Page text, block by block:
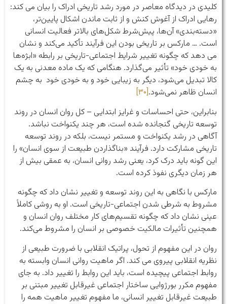
کلیدی در دیدگاه معاصر در مورد رشد تاریخی ادراک را بیان می کند:
رهایی ادراک از آغوش کنش و از ثابت ماندن اشکال پایین‌تر،
«دسته‌بندی» آن‌ها، پیش‌شرط شکل‌های بالاتر فعالیت انسانی
است. … مارکس بر تاریخی بودن این فرآیند تأکید می‌کند و نشان
می دهد که چگونه تغییر شرایط اجتماعی-تاریخی بر رابطه «ابژه‌ها
به خودی خود» تأثیر می‌گذارد. هنگامی که یک ماده معدنی به یک
کالا تبدیل می‌شود، دیگر به زیبایی خود و به خودی خود به چشم
انسان ظاهر نمی‌شود.[۳۰]
بنابراین، حتی احساسات و غرایز ابتدایی – کل روان انسان در روند
توسعه تاریخی گنجانده شده است، هر چند یکنواخت نباشد.
آگاهی در رشد یکنواخت و مستمر نیست، بلکه در روند توسعه
تاریخی مشارکت دارد. فرآیند «بناگذاردن طبیعت از سوی انسان» را
این گونه باید درک کرد، یعنی رشد روانی انسان، به عمقی بیش از
هر زمان دیگری نفوذ کرده است.
مارکس با نگاهی به این روند توسعه و تغییر نشان داد که چگونه
مشروط به شرطی شدن اجتماعی-تاریخی است. او به روشی کاملاً
عینی نشان داد که چگونه تقسیم‌های کار مختلف روان انسان و
همچنین تأثیرات مالکیت خصوصی بر انسان را مشروط می‌کند.
روان در این مفهوم از تحول، پراتیک انقلابی با ضرورت طبیعی از
نظریه انقلابی پیروی می کند. اگر ماهیت روانی انسان وابسته به
روابط اجتماعی پیچیده است، باید این روابط را تغییر داد. به جای
مفهوم مکرر بورژوایی ساختار اجتماعی غیرقابل تغییر مبتنی بر
طبیعت غیرقابل تغییر انسانی، ما مفهوم تغییر ماهیت همه را